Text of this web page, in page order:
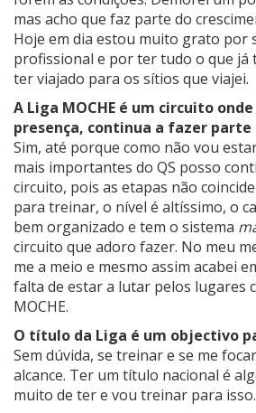
mas acho que faz parte do
Hoje em dia estou muito grato por
profissional e por ter tudo o que já
ter viajado para os sítios que viajei.
A Liga MOCHE é um circuito
presença, continua a fazer parte
Sim, até porque como não vou
mais importantes do QS posso
circuito, pois as etapas não
para treinar, o nível é altíssimo, o
bem organizado e tem o sistema
circuito que adoro fazer. No meu
me a meio e mesmo assim acabei
falta de estar a lutar pelos lugares
MOCHE.
O título da Liga é um objectivo
Sem dúvida, se treinar e se me
alcance. Ter um título nacional é
muito de ter e vou treinar para isso.